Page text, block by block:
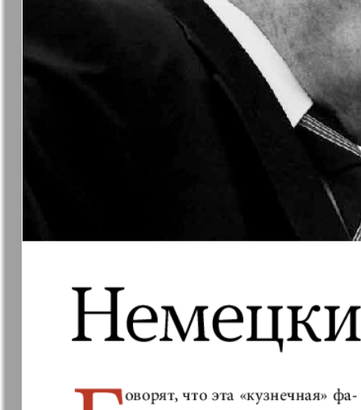
31
38
Архив необновляющихся на сайте изданий
Авангард
Антенна
Ваша газета Версия
сокровище
Германия